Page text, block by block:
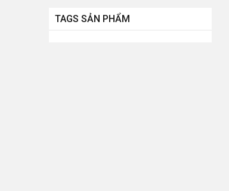
TAGS SẢN PHẨM